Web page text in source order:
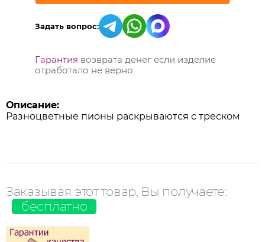
Задать вопрос:
Гарантия возврата денег если изделие
отработало не верно
Описание:
Разноцветные пионы раскрываются с треском
Заказывая этот товар, Вы получаете:
бесплатно